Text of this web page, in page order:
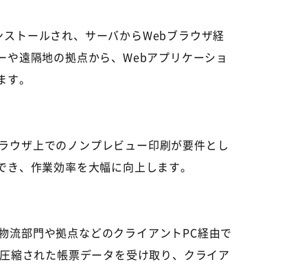
トールされ、サーバからWebブラウザ経
遠隔地の拠点から、Webアプリケーショ
。
ウザ上でのノンプレビュー印刷が要件とし
、作業効率を大幅に向上します。
部門や拠点などのクライアントPC経由で
縮された帳票データを受け取り、クライア